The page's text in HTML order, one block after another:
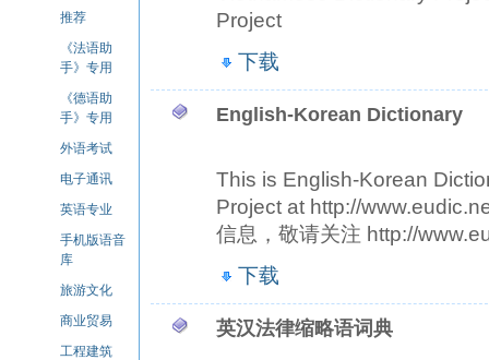
推荐
《法语助
手》专用
《德语助
手》专用
外语考试
电子通讯
英语专业
手机版语音
库
旅游文化
商业贸易
工程建筑
Project
下载
English-Korean Dictionary
This is English-Korean
Project at http://
信息，敬请关注 http://
下载
英汉法律缩略语词典